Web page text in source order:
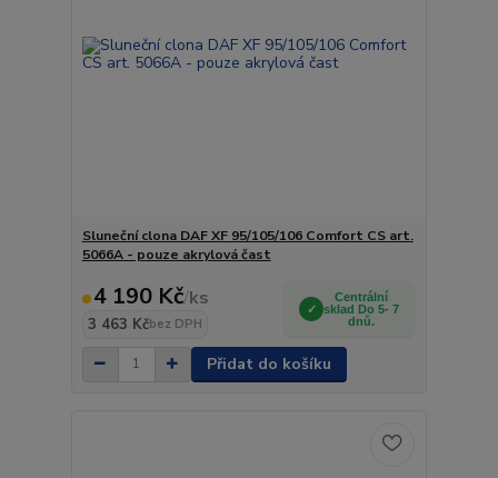
Sluneční clona DAF XF 95/105/106 Comfort CS art.
5066A - pouze akrylová čast
4 190 Kč/ks
3 463 Kčbez DPH
Centrální
sklad Do 5- 7
dnů.
Přidat do košíku